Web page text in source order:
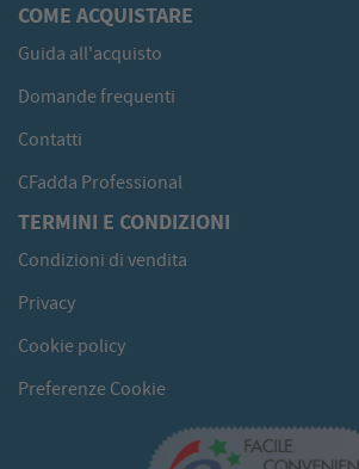
COME ACQUISTARE
Guida all'acquisto
Domande frequenti
Contatti
CFadda Professional
TERMINI E CONDIZIONI
Condizioni di vendita
Privacy
Cookie policy
Preferenze Cookie